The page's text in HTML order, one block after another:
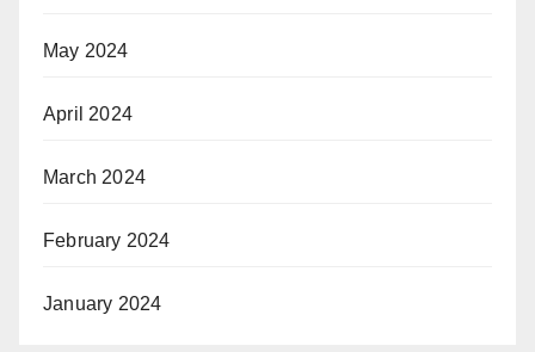
May 2024
April 2024
March 2024
February 2024
January 2024